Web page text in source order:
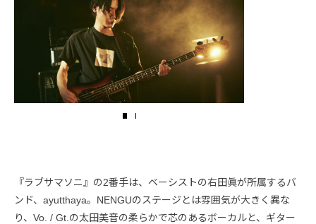
『ラブサマソニ』の2番手は、ベーシストの右田眞が所属するバ
ンド、ayutthaya。NENGUのステージとは雰囲気が大きく異な
り、Vo. / Gt.の太田美音の柔らかで芯のあるボーカルと、ギター